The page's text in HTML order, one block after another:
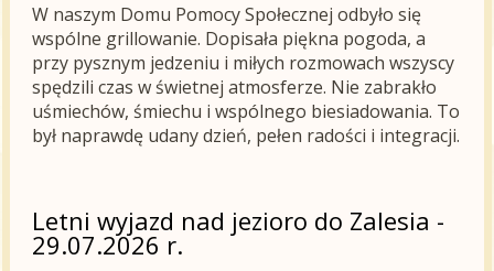
W naszym Domu Pomocy Społecznej odbyło się
wspólne grillowanie. Dopisała piękna pogoda, a
przy pysznym jedzeniu i miłych rozmowach wszyscy
spędzili czas w świetnej atmosferze. Nie zabrakło
uśmiechów, śmiechu i wspólnego biesiadowania. To
był naprawdę udany dzień, pełen radości i integracji.
Letni wyjazd nad jezioro do Zalesia -
29.07.2026 r.